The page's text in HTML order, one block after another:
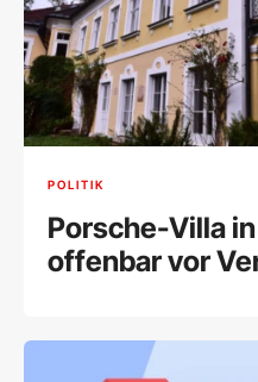
POLITIK
Porsche-Villa
offenbar vor